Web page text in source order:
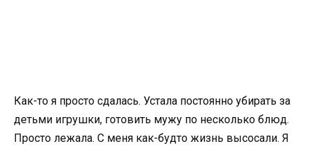
Как-то я просто сдалась. Устала постоянно убирать за
детьми игрушки, готовить мужу по несколько блюд.
Просто лежала. С меня как-будто жизнь высосали. Я